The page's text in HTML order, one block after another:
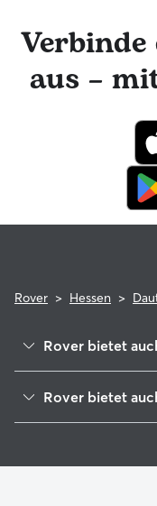
engagierte Rover-
hat die
Anspruch zu
während der
für tierärztliche
aus –
Rover > Hessen >
Rover bietet
Weimar
Rover bietet